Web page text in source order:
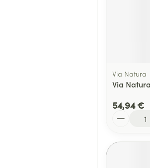
Via Natura
Via
54,94 €